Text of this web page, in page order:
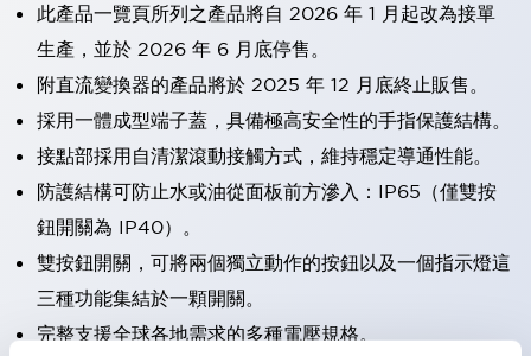
此產品一覽頁所列之產品將自 2026 年 1 月起改為接單
生產，並於 2026 年 6 月底停售。
附直流變換器的產品將於 2025 年 12 月底終止販售。
採用一體成型端子蓋，具備極高安全性的手指保護結構。
接點部採用自清潔滾動接觸方式，維持穩定導通性能。
防護結構可防止水或油從面板前方滲入：IP65（僅雙按
鈕開關為 IP40）。
雙按鈕開關，可將兩個獨立動作的按鈕以及一個指示燈這
三種功能集結於一顆開關。
完整支援全球各地需求的多種電壓規格。